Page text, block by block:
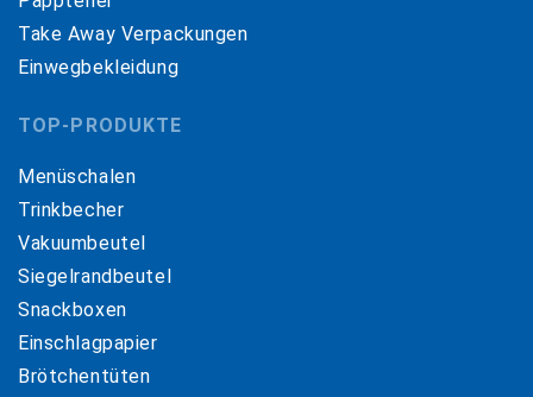
Take Away Verpackungen
Einwegbekleidung
TOP-PRODUKTE
Menüschalen
Trinkbecher
Vakuumbeutel
Siegelrandbeutel
Snackboxen
Einschlagpapier
Brötchentüten